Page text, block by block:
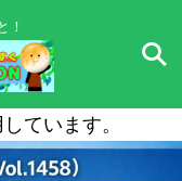
！
ています。